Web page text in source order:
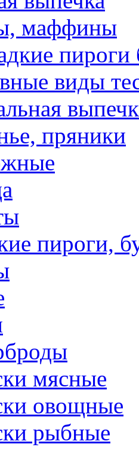
маффины
пироги
виды
пряники
пироги,
мясные
овощные
рыбные